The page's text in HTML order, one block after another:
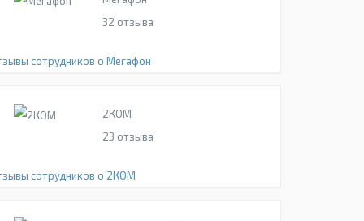
32 отзыва
сотрудников о Мегафон
2КОМ
23 отзыва
сотрудников о 2КОМ